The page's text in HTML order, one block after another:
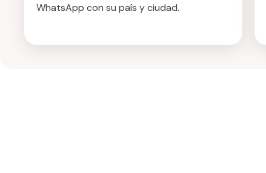
WhatsApp con su país y ciudad.